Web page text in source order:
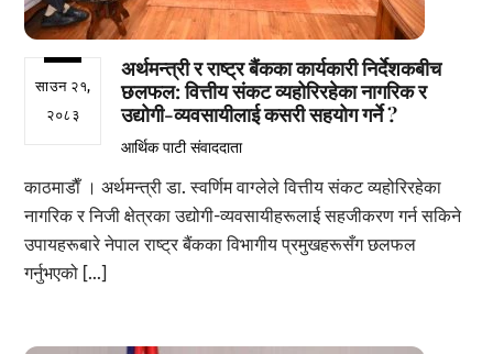
साउन २१,
२०८३
अर्थमन्त्री र राष्ट्र बैंकका कार्यकारी निर्देशकबीच
छलफल: वित्तीय संकट व्यहोरिरहेका नागरिक र
उद्योगी-व्यवसायीलाई कसरी सहयोग गर्ने ?
आर्थिक पाटी संवाददाता
काठमाडाैँ । अर्थमन्त्री डा. स्वर्णिम वाग्लेले वित्तीय संकट व्यहोरिरहेका
नागरिक र निजी क्षेत्रका उद्योगी-व्यवसायीहरूलाई सहजीकरण गर्न सकिने
उपायहरूबारे नेपाल राष्ट्र बैंकका विभागीय प्रमुखहरूसँग छलफल
गर्नुभएको […]